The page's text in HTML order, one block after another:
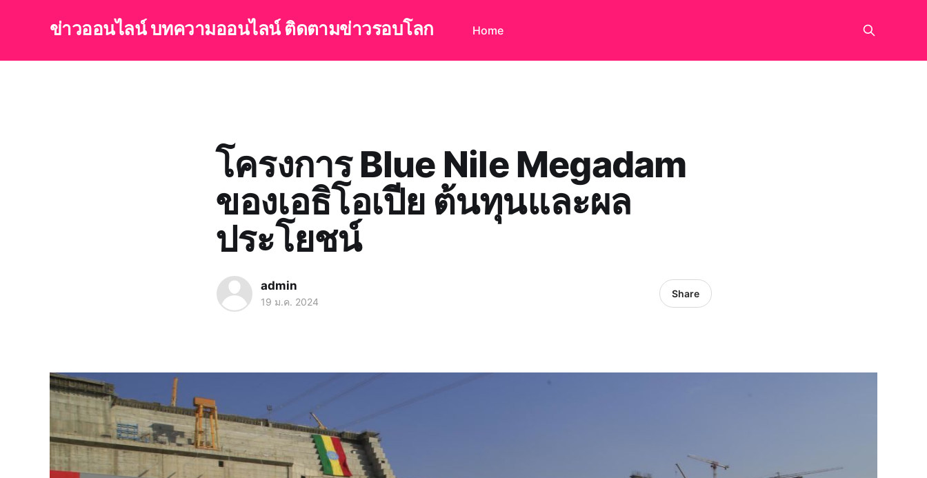
ข่าวออนไลน์ บทความออนไลน์ ติดตามข่าวรอบโลก Home
โครงการ Blue Nile Megadam
ของเอธิโอเปีย ต้นทุนและผล
ประโยชน์
admin
19 ม.ค. 2024
Share